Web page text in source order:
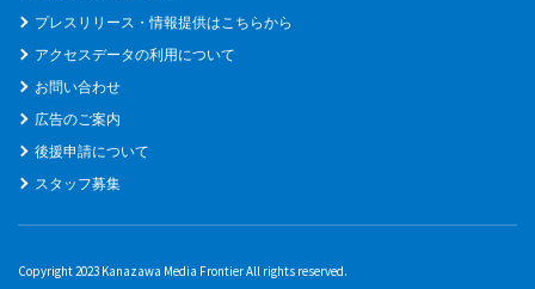
プレスリリース・情報提供はこちらから
アクセスデータの利用について
お問い合わせ
広告のご案内
後援申請について
スタッフ募集
Copyright 2023 Kanazawa Media Frontier All rights reserved.